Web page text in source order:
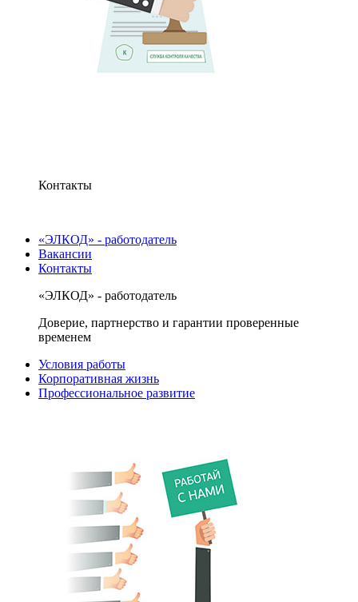
Контакты
«ЭЛКОД» - работодатель
Вакансии
Контакты
«ЭЛКОД» - работодатель
Доверие, партнерство и гарантии проверенные
временем
Условия работы
Корпоративная жизнь
Профессиональное развитие